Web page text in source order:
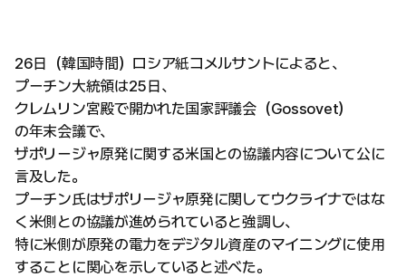
26日（韓国時間）ロシア紙コメルサントによると、
プーチン大統領は25日、
クレムリン宮殿で開かれた国家評議会（Gossovet）
の年末会議で、
ザポリージャ原発に関する米国との協議内容について公に
言及した。
プーチン氏はザポリージャ原発に関してウクライナではな
く米側との協議が進められていると強調し、
特に米側が原発の電力をデジタル資産のマイニングに使用
することに関心を示していると述べた。